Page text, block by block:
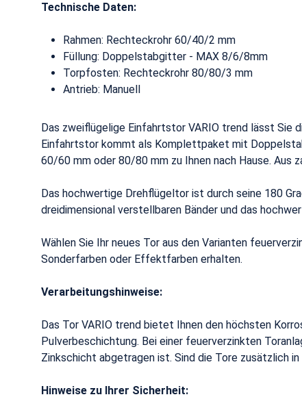
Technische Daten:
Rahmen: Rechteckrohr 60/40/2 mm
Füllung: Doppelstabgitter - MAX 8/6/8mm
Torpfosten: Rechteckrohr 80/80/3 mm
Antrieb: Manuell
Das zweiflügelige Einfahrtstor VARIO trend lässt Sie
Einfahrtstor kommt als Komplettpaket mit
60/60 mm oder 80/80 mm zu Ihnen nach Hause. Aus
Das hochwertige Drehflügeltor ist durch seine 180
dreidimensional verstellbaren Bänder und das
Wählen Sie Ihr neues Tor aus den Varianten
Sonderfarben oder Effektfarben erhalten.
Verarbeitungshinweise:
Das Tor VARIO trend bietet Ihnen den höchsten
Pulverbeschichtung. Bei einer feuerverzinkten
Zinkschicht abgetragen ist. Sind die Tore zusätzlich
Hinweise zu Ihrer Sicherheit: